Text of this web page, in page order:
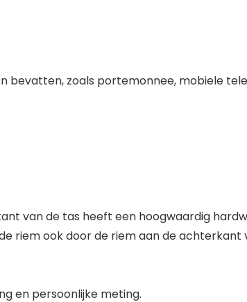
bevatten, zoals portemonnee, mobiele
van de tas heeft een hoogwaardig
riem ook door de riem aan de achterkant
en persoonlijke meting.